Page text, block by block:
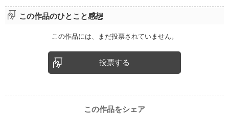
この作品のひとこと感想
この作品には、まだ投票されていません。
投票する
この作品をシェア